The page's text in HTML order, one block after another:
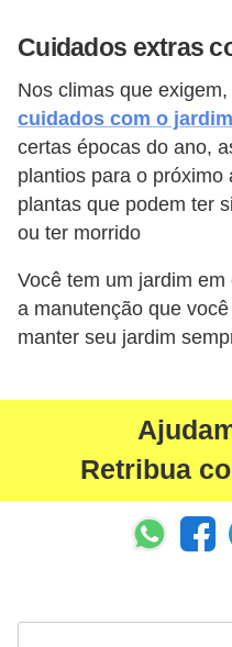
Cuidados extras
Nos climas que
cuidados com o jardim
certas épocas do ano,
plantios para o
plantas que podem ter
ou ter morrido
Você tem um jardim
a manutenção que
manter seu jardim
Retribua